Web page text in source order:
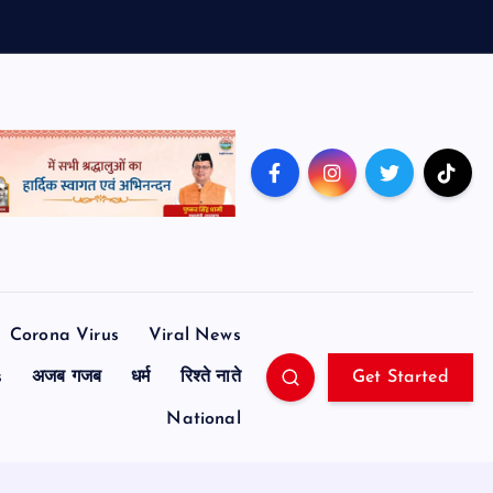
Corona Virus Viral News
अजब गजब धर्म रिश्ते नाते
National
Get Started